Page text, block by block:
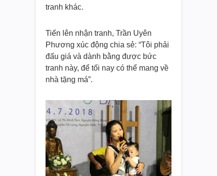
tranh khác.
Tiến lên nhận tranh, Trần Uyên
Phương xúc động chia sẻ: “Tôi phải
đấu giá và dành bằng được bức
tranh này, để tối nay có thể mang về
nhà tặng má”.